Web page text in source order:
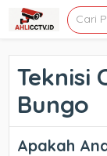
Teknisi
Bungo
Apakah